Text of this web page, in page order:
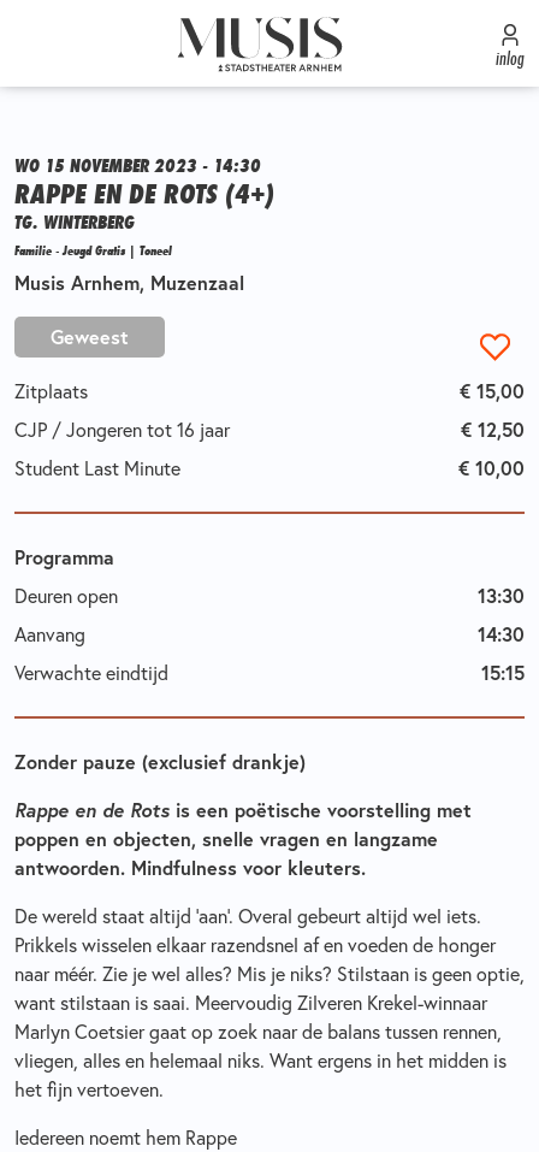
inlog
Rappe en de Rots is een poëtische voorstelling met
poppen en objecten, snelle vragen en langzame
antwoorden. Mindfulness voor kleuters.
De wereld staat altijd ‘aan’. Overal gebeurt altijd wel iets.
Prikkels wisselen elkaar razendsnel af en voeden de honger
naar méér. Zie je wel alles? Mis je niks? Stilstaan is geen optie,
want stilstaan is saai. Meervoudig Zilveren Krekel-winnaar
Marlyn Coetsier gaat op zoek naar de balans tussen rennen,
vliegen, alles en helemaal niks. Want ergens in het midden is
het fijn vertoeven.
Iedereen noemt hem Rappe
WO 15 NOVEMBER 2023 - 14:30
RAPPE EN DE ROTS (4+)
TG. WINTERBERG
Familie - Jeugd Gratis | Toneel
Musis Arnhem, Muzenzaal
Geweest
Zitplaats
€ 15,00
CJP / Jongeren tot 16 jaar
€ 12,50
Student Last Minute
€ 10,00
Programma
Deuren open
Aanvang
Verwachte eindtijd
13:30
14:30
15:15
Zonder pauze (exclusief drankje)